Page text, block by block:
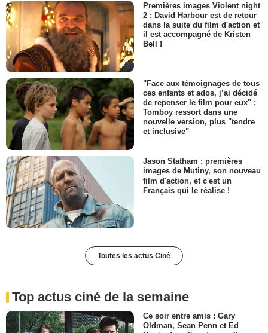
Premières images Violent night
2 : David Harbour est de retour
dans la suite du film d'action et
il est accompagné de Kristen
Bell !
"Face aux témoignages de tous
ces enfants et ados, j’ai décidé
de repenser le film pour eux" :
Tomboy ressort dans une
nouvelle version, plus "tendre
et inclusive"
Jason Statham : premières
images de Mutiny, son nouveau
film d'action, et c'est un
Français qui le réalise !
Toutes les actus Ciné
Top actus ciné de la semaine
Ce soir entre amis : Gary
Oldman, Sean Penn et Ed